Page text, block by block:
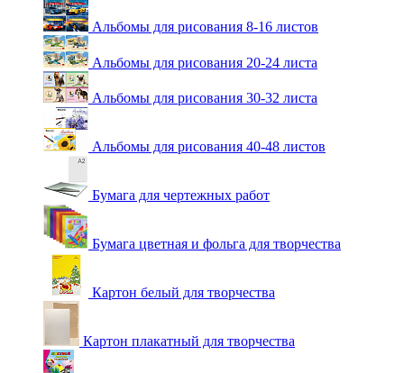
Альбомы для рисования 8-16 листов
Альбомы для рисования 20-24 листа
Альбомы для рисования 30-32 листа
Альбомы для рисования 40-48 листов
Бумага для чертежных работ
Бумага цветная и фольга для творчества
Картон белый для творчества
Картон плакатный для творчества